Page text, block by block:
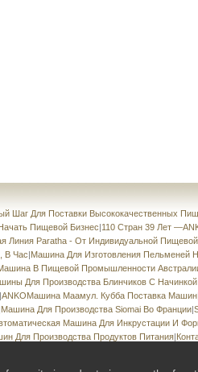
Шаг Для Поставки Высококачественных
Пищевой Бизнес|110 Стран 39 Лет
Линия Paratha - От Индивидуальной
В Час|Машина Для Изготовления Пельменей
В Пищевой Промышленности
Для Производства Блинчиков С
|ANKOМашина Маамул. Кубба Поставка Машин
Машина Для Производства Siomai Во Франции|
Машина Для Инкрустации И
Для Производства Продуктов Питания|